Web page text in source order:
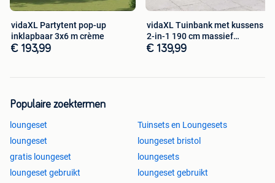
vidaXL Partytent pop-up
inklapbaar 3x6 m crème
€ 193,99
vidaXL Tuinbank met kussens
2-in-1 190 cm massief
acaciahout
€ 139,99
Populaire zoektermen
loungeset
Tuinsets en Loungesets
loungeset
loungeset bristol
gratis loungeset
loungesets
loungeset gebruikt
loungeset gebruikt